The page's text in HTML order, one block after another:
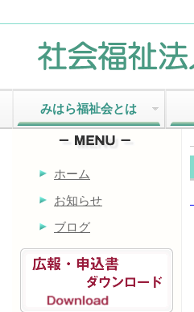
みはら福祉会とは
ホーム
お知らせ
ブログ